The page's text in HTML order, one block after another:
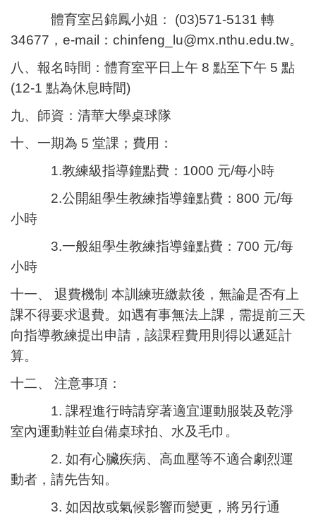
體育室呂錦鳳小姐： (03)571-5131 轉
34677，e-mail：chinfeng_lu@mx.nthu.edu.tw。
八、報名時間：體育室平日上午 8 點至下午 5 點
(12-1 點為休息時間)
九、師資：清華大學桌球隊
十、一期為 5 堂課； 費用：
1.教練級指導鐘點費：1000 元/每小時
2.公開組學生教練指導鐘點費：800 元/每
小時
3.一般組學生教練指導鐘點費：700 元/每
小時
十一、 退費機制 本訓練班繳款後，無論是否有上
課不得要求退費。如遇有事無法上課，需提前三天
向指導教練提出申請，該課程費用則得以遞延計
算。
十二、 注意事項：
1. 課程進行時請穿著適宜運動服裝及乾淨
室內運動鞋並自備桌球拍、水及毛巾。
2. 如有心臟疾病、高血壓等不適合劇烈運
動者，請先告知。
3. 如因故或氣候影響而變更，將另行通